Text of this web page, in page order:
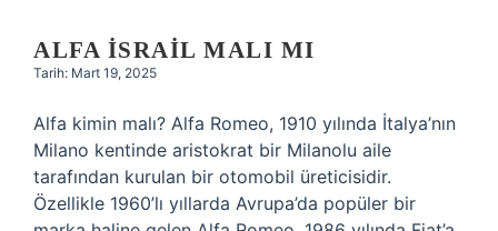
ALFA İSRAIL MALI MI
Tarih: Mart 19, 2025
Alfa kimin malı? Alfa Romeo, 1910 yılında İtalya’nın
Milano kentinde aristokrat bir Milanolu aile
tarafından kurulan bir otomobil üreticisidir.
Özellikle 1960’lı yıllarda Avrupa’da popüler bir